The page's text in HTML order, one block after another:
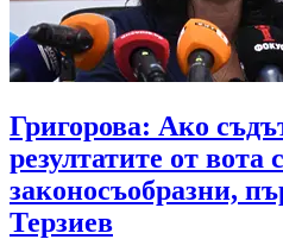
Григорова: Ако
резултатите от вота
законосъобразни,
Терзиев